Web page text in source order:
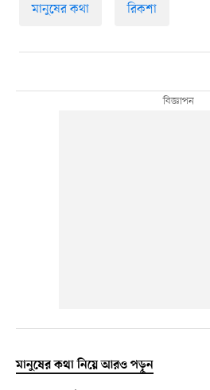
মানুষের কথা রিকশা
মানুষের কথা নিয়ে আরও পড়ুন